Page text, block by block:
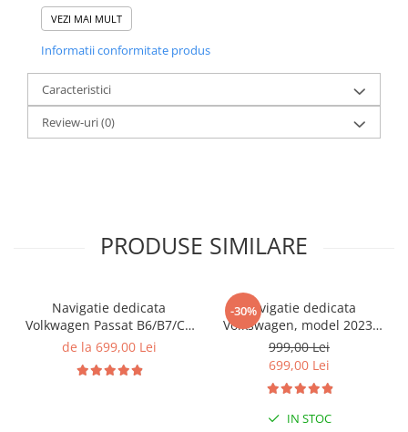
VEZI MAI MULT
Informatii conformitate produs
Caracteristici
Review-uri(0)
PRODUSE SIMILARE
Navigatie dedicata
Volkwagen Passat B6/B7/CC
Gri, 4GB RAM 64GB ROM,
Display QLED 10", DSP,
de la 699,00 Lei
-30%Navigatie dedicata
Volkswagen, model 2023,
4GB RAM 64GB ROM,
Quadcore, Android 14,
Display QLED 7", DSP,
Carplay&Android Auto,
Suport camere AHD
999,00 Lei
699,00 Lei
IN STOC